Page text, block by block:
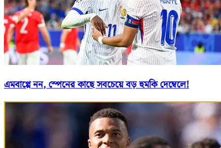
এমবাপ্পে নন, স্পেনের কাছে সবচেয়ে বড় হুমকি দেম্বেলে!